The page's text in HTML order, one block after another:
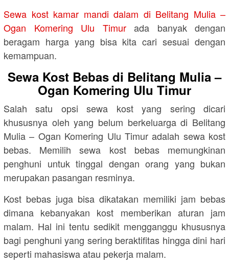
Sewa kost kamar mandi dalam di Belitang Mulia –
Ogan Komering Ulu Timurada banyak dengan
beragam harga yang bisa kita cari sesuai dengan
kemampuan.
Sewa Kost Bebas di Belitang Mulia –
Ogan Komering Ulu Timur
Salah satu opsi sewa kost yang sering dicari
khususnya oleh yang belum berkeluarga di Belitang
Mulia – Ogan Komering Ulu Timur adalah sewa kost
bebas. Memilih sewa kost bebas memungkinan
penghuni untuk tinggal dengan orang yang bukan
merupakan pasangan resminya.
Kost bebas juga bisa dikatakan memiliki jam bebas
dimana kebanyakan kost memberikan aturan jam
malam. Hal ini tentu sedikit mengganggu khususnya
bagi penghuni yang sering beraktifitas hingga dini hari
seperti mahasiswa atau pekerja malam.